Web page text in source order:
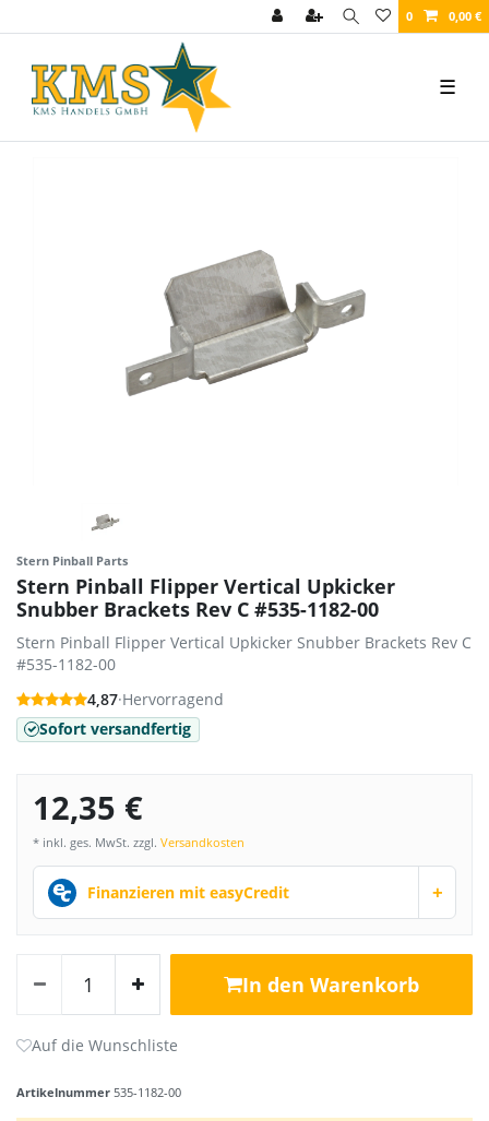
0 0,00 €
☰
Stern Pinball Parts
Stern Pinball Flipper Vertical Upkicker
Snubber Brackets Rev C #535-1182-00
Stern Pinball Flipper Vertical Upkicker Snubber Brackets Rev C
#535-1182-00
4,87·Hervorragend
Sofort versandfertig
12,35 €
* inkl. ges. MwSt. zzgl. Versandkosten
Finanzieren mit easyCredit +
In den Warenkorb
Artikelnummer 535-1182-00